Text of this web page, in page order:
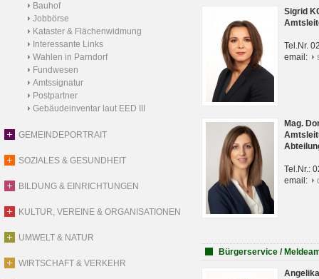
Bauhof
Jobbörse
Kataster & Flächenwidmung
Interessante Links
Wahlen in Parndorf
Fundwesen
Amtssignatur
Postpartner
Gebäudeinventar laut EED III
GEMEINDEPORTRAIT
SOZIALES & GESUNDHEIT
BILDUNG & EINRICHTUNGEN
KULTUR, VEREINE & ORGANISATIONEN
UMWELT & NATUR
WIRTSCHAFT & VERKEHR
Sigrid
Tel.Nr.
email:
Mag.
Tel.Nr.:
email:
Bürgerservice /